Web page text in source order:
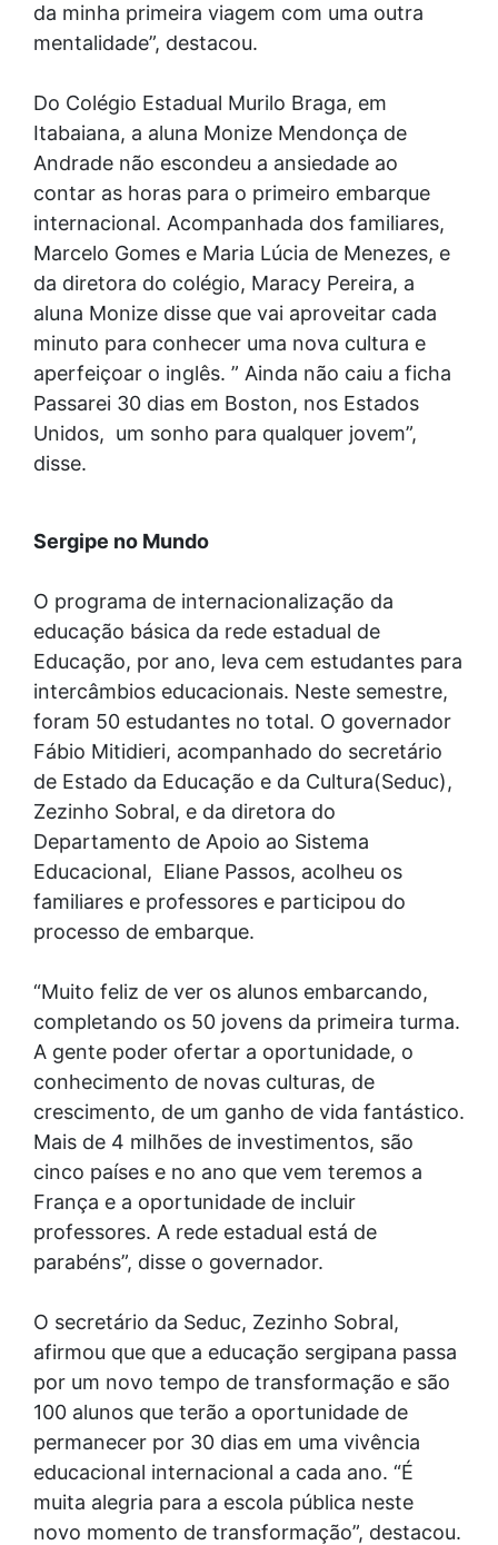
da minha primeira viagem com uma outra
mentalidade”, destacou.
Do Colégio Estadual Murilo Braga, em
Itabaiana, a aluna Monize Mendonça de
Andrade não escondeu a ansiedade ao
contar as horas para o primeiro embarque
internacional. Acompanhada dos familiares,
Marcelo Gomes e Maria Lúcia de Menezes, e
da diretora do colégio, Maracy Pereira, a
aluna Monize disse que vai aproveitar cada
minuto para conhecer uma nova cultura e
aperfeiçoar o inglês. ” Ainda não caiu a ficha
Passarei 30 dias em Boston, nos Estados
Unidos, um sonho para qualquer jovem”,
disse.
Sergipe no Mundo
O programa de internacionalização da
educação básica da rede estadual de
Educação, por ano, leva cem estudantes para
intercâmbios educacionais. Neste semestre,
foram 50 estudantes no total. O governador
Fábio Mitidieri, acompanhado do secretário
de Estado da Educação e da Cultura(Seduc),
Zezinho Sobral, e da diretora do
Departamento de Apoio ao Sistema
Educacional, Eliane Passos, acolheu os
familiares e professores e participou do
processo de embarque.
“Muito feliz de ver os alunos embarcando,
completando os 50 jovens da primeira turma.
A gente poder ofertar a oportunidade, o
conhecimento de novas culturas, de
crescimento, de um ganho de vida fantástico.
Mais de 4 milhões de investimentos, são
cinco países e no ano que vem teremos a
França e a oportunidade de incluir
professores. A rede estadual está de
parabéns”, disse o governador.
O secretário da Seduc, Zezinho Sobral,
afirmou que que a educação sergipana passa
por um novo tempo de transformação e são
100 alunos que terão a oportunidade de
permanecer por 30 dias em uma vivência
educacional internacional a cada ano. “É
muita alegria para a escola pública neste
novo momento de transformação”, destacou.